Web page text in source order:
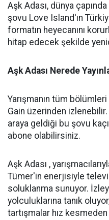
Aşk Adası, dünya
şovu Love Island'ın
formatın heyecanını
hitap edecek şekilde
Aşk Adası Nerede
Yarışmanın tüm
Gain üzerinden
araya geldiği bu şovu
abone olabilirsiniz.
Aşk Adası ,
Tümer'in enerjisiyle
soluklanma sunuyor.
yolculuklarına tanık
tartışmalar hız